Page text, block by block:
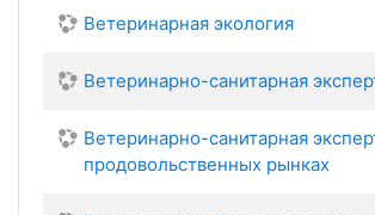
Ветеринарная экология
Ветеринарно-санитарная
Ветеринарно-санитарная
продовольственных рынках